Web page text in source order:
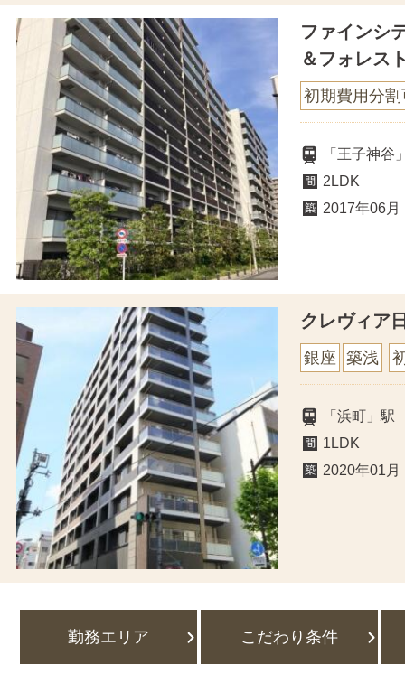
ファインシ
＆フォレス
初期費用分割
「王子神
2LDK
2017年06月
クレヴィア
銀座 築浅
「浜町」
1LDK
2020年01月
勤務エリア こだわり条件